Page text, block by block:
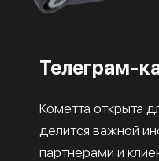
Телеграм-
Кометта открыта
делится важной
партнёрами и